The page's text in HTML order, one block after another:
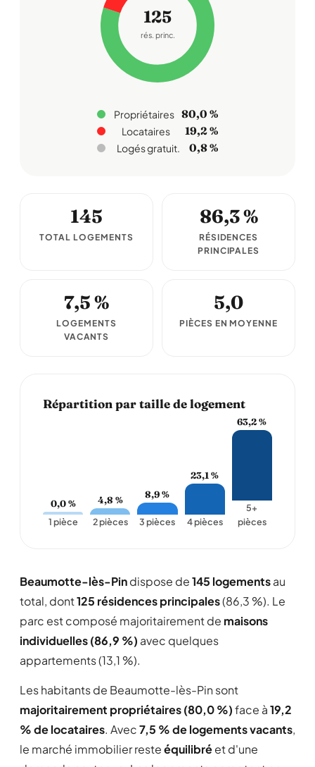
125
rés. princ.
Propriétaires 80,0 %
Locataires 19,2 %
Logés gratuit. 0,8 %
145
TOTAL LOGEMENTS
86,3 %
RÉSIDENCES
PRINCIPALES
7,5 %
LOGEMENTS
VACANTS
5,0
PIÈCES EN MOYENNE
Répartition par taille de logement
0,0 %
1 pièce
4,8 %
2 pièces
8,9 %
3 pièces
23,1 %
4 pièces
63,2 %
5+
pièces
Beaumotte-lès-Pindispose de145 logementsau
total, dont125 résidences principales(86,3 %). Le
parc est composé majoritairement de maisons
individuelles (86,9 %) avec quelques
appartements (13,1 %).
Les habitants de Beaumotte-lès-Pin sont
majoritairement propriétaires (80,0 %)face à19,2
% de locataires. Avec7,5 % de logements vacants,
le marché immobilier resteéquilibréet d'une